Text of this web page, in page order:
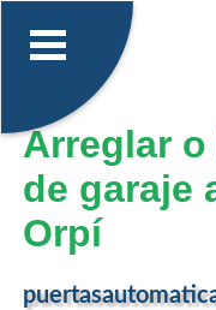
Arreglar o
de garaje
Orpí